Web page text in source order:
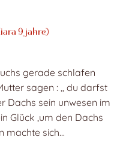
9 jahre)
gerade schlafen
sagen : ,, du darfst
Dachs sein unwesen im
Glück ,um den Dachs
machte sich...